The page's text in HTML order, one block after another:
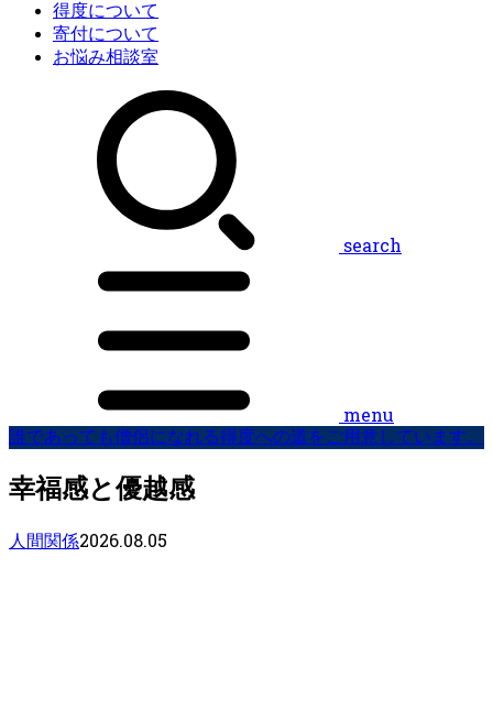
得度について
寄付について
お悩み相談室
search
menu
誰であっても僧侶になれる得度への道をご用意しています。
幸福感と優越感
人間関係2026.08.05